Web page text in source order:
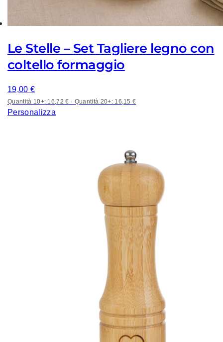
Le Stelle – Set Tagliere legno con
coltello formaggio
19,00 €
Quantità 10+: 16,72 € · Quantità 20+: 16,15 €
Personalizza